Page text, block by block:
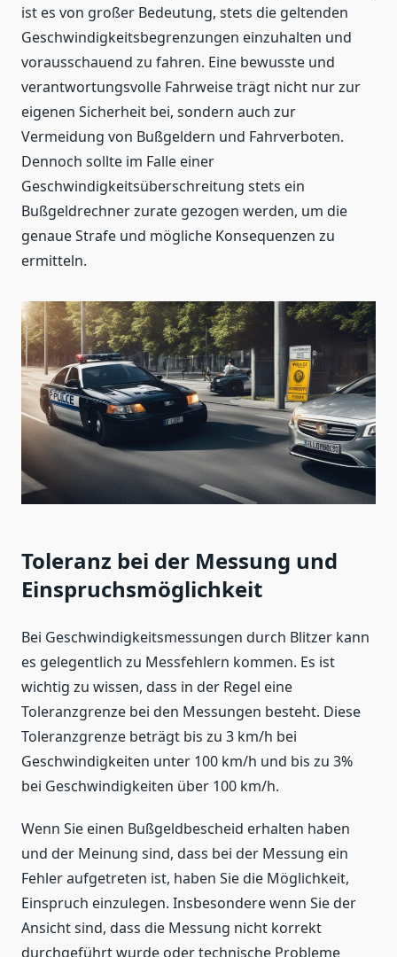
ist es von großer Bedeutung, stets die geltenden
Geschwindigkeitsbegrenzungen einzuhalten und
vorausschauend zu fahren. Eine bewusste und
verantwortungsvolle Fahrweise trägt nicht nur zur
eigenen Sicherheit bei, sondern auch zur
Vermeidung von Bußgeldern und Fahrverboten.
Dennoch sollte im Falle einer
Geschwindigkeitsüberschreitung stets ein
Bußgeldrechner zurate gezogen werden, um die
genaue Strafe und mögliche Konsequenzen zu
ermitteln.
Toleranz bei der Messung und
Einspruchsmöglichkeit
Bei Geschwindigkeitsmessungen durch Blitzer kann
es gelegentlich zu Messfehlern kommen. Es ist
wichtig zu wissen, dass in der Regel eine
Toleranzgrenze bei den Messungen besteht. Diese
Toleranzgrenze beträgt bis zu 3 km/h bei
Geschwindigkeiten unter 100 km/h und bis zu 3%
bei Geschwindigkeiten über 100 km/h.
Wenn Sie einen Bußgeldbescheid erhalten haben
und der Meinung sind, dass bei der Messung ein
Fehler aufgetreten ist, haben Sie die Möglichkeit,
Einspruch einzulegen. Insbesondere wenn Sie der
Ansicht sind, dass die Messung nicht korrekt
durchgeführt wurde oder technische Probleme